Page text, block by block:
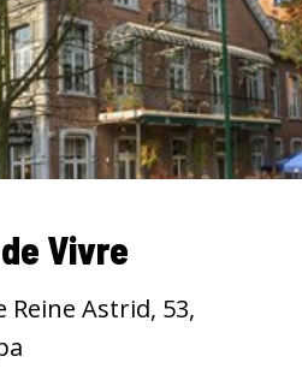
Vivre
Reine Astrid, 53,